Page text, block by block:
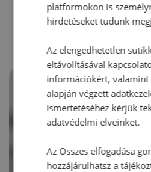
platformokon is
hirdetéseket tudunk
Az elengedhetetlen
eltávolításával
információkért, valamint
alapján végzett
ismertetéséhez kérjük
adatvédelmi elveinket.
Az Összes elfogadása
hozzájárulhatsz a